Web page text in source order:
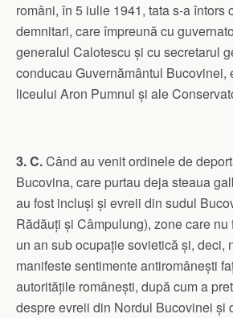
români, în 5 iulie 1941, tata s-a întors
demnitari, care împreună cu
generalul Calotescu și cu secretarul
conducau Guvernământul Bucovinei,
liceului Aron Pumnul și ale
3. C.Când au venit ordinele de
Bucovina, care purtau deja steaua
au fost incluși și evreii din sudul
Rădăuți și Câmpulung), zone care
un an sub ocupație sovietică și, deci,
manifeste sentimente antiromânești
autoritățile românești, după cum a
despre evreii din Nordul Bucovinei și